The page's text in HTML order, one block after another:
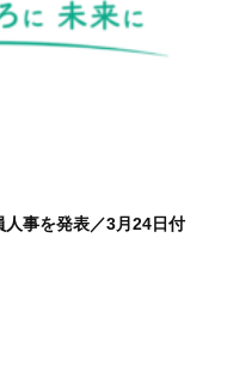
事を発表／3月24日付